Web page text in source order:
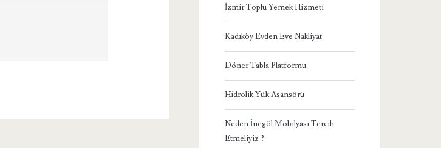
İzmir Toplu Yemek Hizmeti
Kadıköy Evden Eve Nakliyat
Döner Tabla Platformu
Hidrolik Yük Asansörü
Neden İnegöl Mobilyası Tercih
Etmeliyiz ?